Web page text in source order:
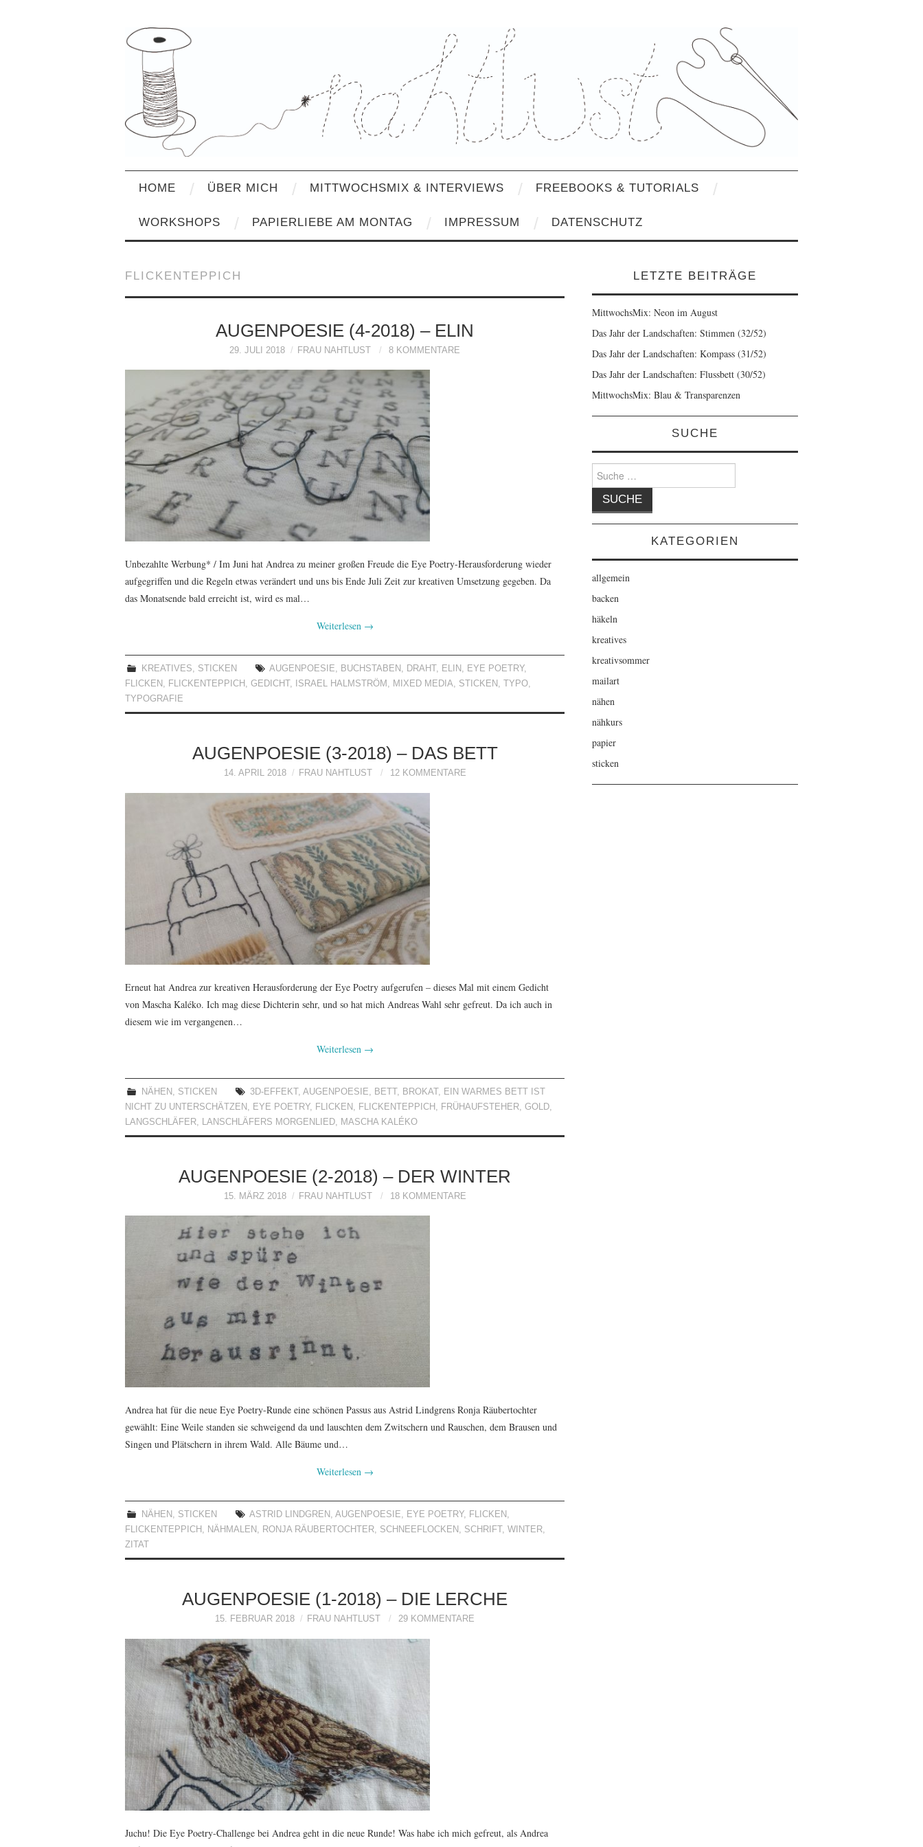
HOME ÜBER MICH MITTWOCHSMIX & INTERVIEWS FREEBOOKS & TUTORIALS
WORKSHOPS PAPIERLIEBE AM MONTAG IMPRESSUM DATENSCHUTZ
FLICKENTEPPICH
AUGENPOESIE (4-2018) – ELIN
29. JULI 2018 FRAU NAHTLUST 8 KOMMENTARE
Unbezahlte Werbung* / Im Juni hat Andrea zu meiner großen Freude die Eye Poetry-Herausforderung wieder
aufgegriffen und die Regeln etwas verändert und uns bis Ende Juli Zeit zur kreativen Umsetzung gegeben. Da
das Monatsende bald erreicht ist, wird es mal…
Weiterlesen →
KREATIVES, STICKEN AUGENPOESIE, BUCHSTABEN , DRAHT , ELIN , EYE POETRY,
FLICKEN , FLICKENTEPPICH , GEDICHT , ISRAEL HALMSTRÖM , MIXED MEDIA, STICKEN , TYPO,
TYPOGRAFIE
AUGENPOESIE (3-2018) – DAS BETT
14. APRIL 2018 FRAU NAHTLUST 12 KOMMENTARE
Erneut hat Andrea zur kreativen Herausforderung der Eye Poetry aufgerufen – dieses Mal mit einem Gedicht
von Mascha Kaléko. Ich mag diese Dichterin sehr, und so hat mich Andreas Wahl sehr gefreut. Da ich auch in
diesem wie im vergangenen…
Weiterlesen →
NÄHEN STICKEN 3D-EFFEKT,AUGENPOESIE BETT, BROKAT,
EIN WARMES BETT IST
NICHT ZU UNTERSCHÄTZEN
EYE POETRY, FLICKEN FLICKENTEPPICH FRÜHAUFSTEHER GOLD
LANGSCHLÄFER
LANSCHLÄFERS MORGENLIED MASCHA KALÉKO
AUGENPOESIE (2-2018) – DER WINTER
15. MÄRZ 2018 FRAU NAHTLUST 18 KOMMENTARE
Andrea hat für die neue Eye Poetry-Runde eine schönen Passus aus Astrid Lindgrens Ronja Räubertochter
gewählt: Eine Weile standen sie schweigend da und lauschten dem Zwitschern und Rauschen, dem Brausen und
Singen und Plätschern in ihrem Wald. Alle Bäume und…
Weiterlesen →
NÄHEN , STICKEN ASTRID LINDGREN ,AUGENPOESIE, EYE POETRY, FLICKEN ,
FLICKENTEPPICH , NÄHMALEN , RONJA RÄUBERTOCHTER, SCHNEEFLOCKEN , SCHRIFT , WINTER,
ZITAT
AUGENPOESIE (1-2018) – DIE LERCHE
15. FEBRUAR 2018 FRAU NAHTLUST 29 KOMMENTARE
Juchu! Die Eye Poetry-Challenge bei Andrea geht in die neue Runde! Was habe ich mich gefreut, als Andrea
LETZTE BEITRÄGE
MittwochsMix: Neon im August
Das Jahr der Landschaften: Stimmen (32/52)
Das Jahr der Landschaften: Kompass (31/52)
Das Jahr der Landschaften: Flussbett (30/52)
MittwochsMix: Blau & Transparenzen
SUCHE
Suche
nach:
KATEGORIEN
allgemein
backen
häkeln
kreatives
kreativsommer
mailart
nähen
nähkurs
papier
sticken